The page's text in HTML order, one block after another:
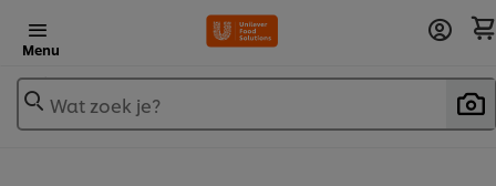
Menu
Wat zoek je?